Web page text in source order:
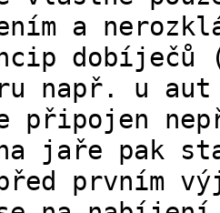
a
dobíječů
např. u aut
připojen
jaře pak
prvním